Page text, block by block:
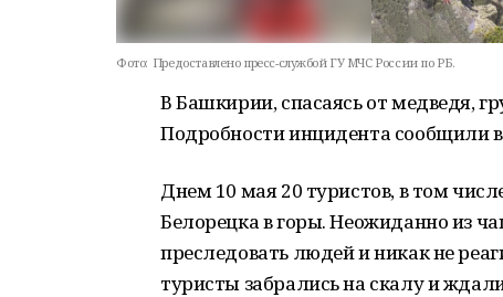
Фото: Предоставлено пресс-службой ГУ МЧС России по РБ.
В Башкирии, спасаясь от медведя,
Подробности инцидента сообщили
Днем 10 мая 20 туристов, в том
Белорецка в горы. Неожиданно из
преследовать людей и никак не
туристы забрались на скалу и